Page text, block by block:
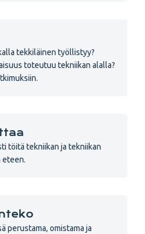
tekkiläinen työllistyy?
toteutuu tekniikan alalla?
töitä tekniikan ja tekniikan
eteen.
perustama, omistama ja